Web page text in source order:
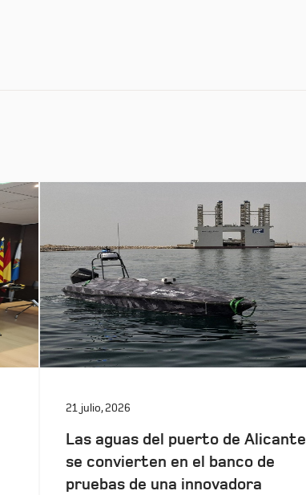
21 julio, 2026
Las aguas del puerto de Alicante
se convierten en el banco de
pruebas de una innovadora